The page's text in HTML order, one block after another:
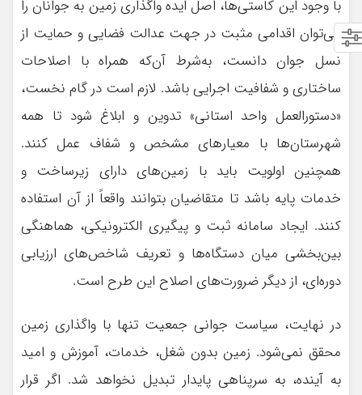
با وجود این کاستی‌ها، اصل ایده واگذاری زمین به جوانان را
می‌توان اقدامی مثبت در جهت عدالت فضایی و حمایت از
نسل جوان دانست، به‌شرط آن‌که همراه با اصلاحات
ساختاری و شفافیت اجرایی باشد. لازم است در گام نخست،
«دستورالعمل واحد استانی» تدوین و ابلاغ شود تا همه
شهرستان‌ها با معیارهای مشخص و شفاف عمل کنند.
همچنین اولویت باید با زمین‌های دارای زیرساخت و
خدمات پایه باشد تا متقاضیان بتوانند واقعاً از آن استفاده
کنند. ایجاد سامانه ثبت و پیگیری الکترونیکی، هماهنگی
بین‌بخشی میان دستگاه‌ها و تعریف شاخص‌های ارزیابی
دوره‌ای، از دیگر ضرورت‌های اصلاح این طرح است.
در نهایت، سیاست جوانی جمعیت تنها با واگذاری زمین
محقق نمی‌شود. زمین بدون شغل، خدمات، آموزش و امید
به آینده، به سرپناهی پایدار تبدیل نخواهد شد. اگر قرار